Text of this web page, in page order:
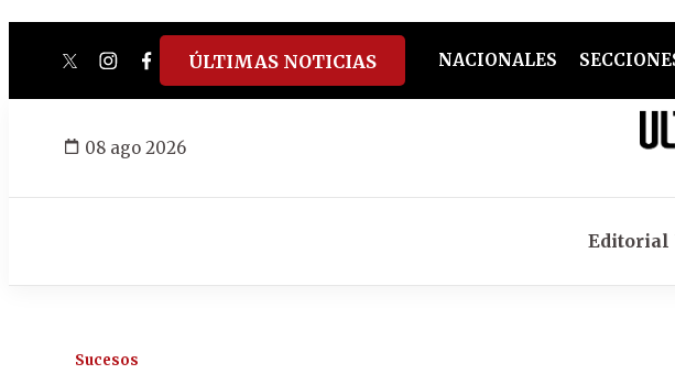
twitterinstagram
facebook
tiktokyoutube
spotify
ÚLTIMAS NOTICIAS NACIONALES
08 ago 2026
Editorial
Sucesos